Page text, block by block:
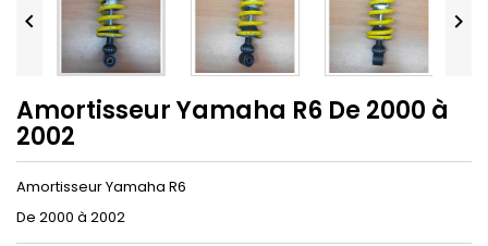
 
Amortisseur Yamaha R6 De 2000 à
2002
Amortisseur Yamaha R6
De 2000 à 2002